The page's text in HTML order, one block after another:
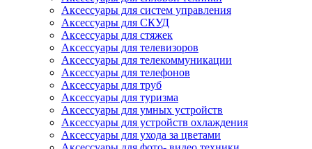
Аксессуары для систем управления
Аксессуары для СКУД
Аксессуары для стяжек
Аксессуары для телевизоров
Аксессуары для телекоммуникации
Аксессуары для телефонов
Аксессуары для труб
Аксессуары для туризма
Аксессуары для умных устройств
Аксессуары для устройств охлаждения
Аксессуары для ухода за цветами